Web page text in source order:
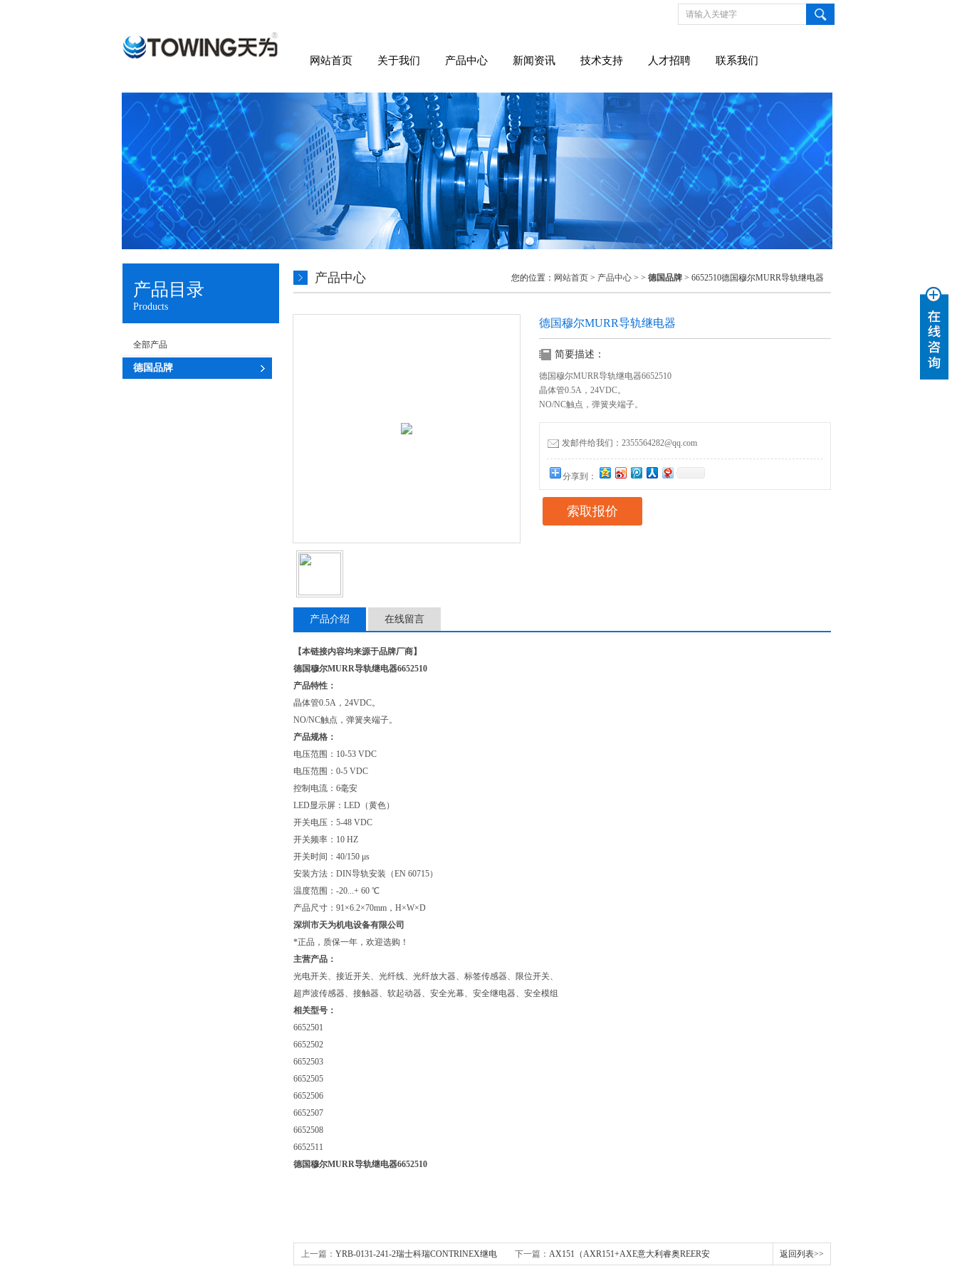
网站首页 关于我们 产品中心 新闻资讯 技术支持 人才招聘 联系我们
产品目录
Products
全部产品
德国品牌
产品中心 您的位置： 网站首页 > 产品中心 > > 德国品牌 > 6652510德国穆尔MURR导轨继电器
德国穆尔MURR导轨继电器
简要描述：
德国穆尔MURR导轨继电器6652510
晶体管0.5A，24VDC。
NO/NC触点，弹簧夹端子。
发邮件给我们：2355564282@qq.com
分享到：
索取报价
产品介绍 在线留言
【本链接内容均来源于品牌厂商】
德国穆尔MURR导轨继电器6652510
产品特性：
晶体管0.5A，24VDC。
NO/NC触点，弹簧夹端子。
产品规格：
电压范围：10-53 VDC
电压范围：0-5 VDC
控制电流：6毫安
LED显示屏：LED（黄色）
开关电压：5-48 VDC
开关频率：10 HZ
开关时间：40/150 μs
安装方法：DIN导轨安装（EN 60715）
温度范围：-20...+ 60 ℃
产品尺寸：91×6.2×70mm，H×W×D
深圳市天为机电设备有限公司
*正品，质保一年，欢迎选购！
​主营产品：
光电开关、接近开关、光纤线、光纤放大器、标签传感器、限位开关、
超声波传感器、接触器、软起动器、安全光幕、安全继电器、安全模组
相关型号：
6652501
6652502
6652503
6652505
6652506
6652507
6652508
6652511
德国穆尔MURR导轨继电器6652510
上一篇： YRB-0131-241-2瑞士科瑞CONTRINEX继电 下一篇： AX151（AXR151+AXE意大利睿奥REER安 返回列表>>